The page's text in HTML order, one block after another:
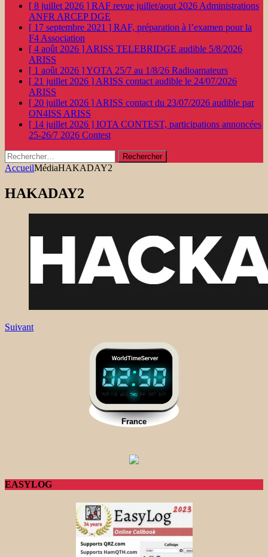
[ 8 juillet 2026 ] RAF revue juillet/aout 2026 Administrations
ANFR ARCEP DGE
[ 17 septembre 2021 ] RAF, préparation à l’examen pour la
F4 Association
[ 4 août 2026 ] ARISS TELEBRIDGE audible 5/8/2026
ARISS
[ 1 août 2026 ]YOTA 25/7 au 1/8/26 Radioamateurs
[ 21 juillet 2026 ] ARISS contact audible le 24/07/2026
ARISS
[ 20 juillet 2026 ] ARISS contact du 23/07/2026 audible par
ON4ISS ARISS
[ 14 juillet 2026 ] IOTA CONTEST, participations annoncées
25-26/7 2026 Contest
Rechercher :
AccueilMédiaHAKADAY2
HAKADAY2
Suivant
EASYLOG